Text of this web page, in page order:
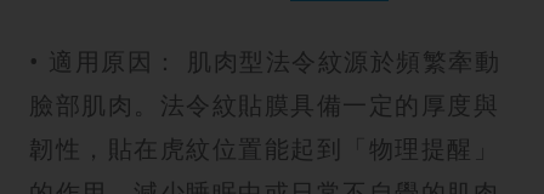
• 適用原因： 肌肉型法令紋源於頻繁牽動
臉部肌肉。法令紋貼膜具備一定的厚度與
韌性，貼在虎紋位置能起到「物理提醒」